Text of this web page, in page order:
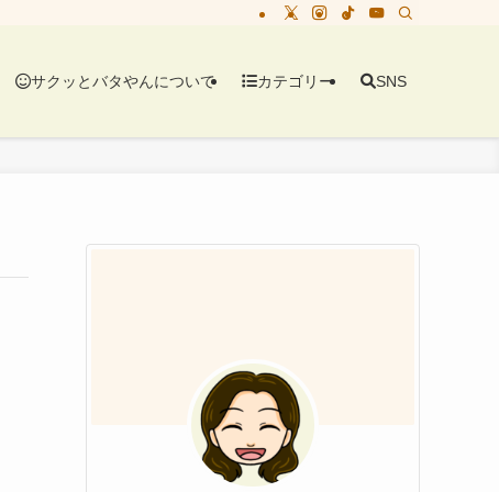
サクッとバタやんについて カテゴリー SNS